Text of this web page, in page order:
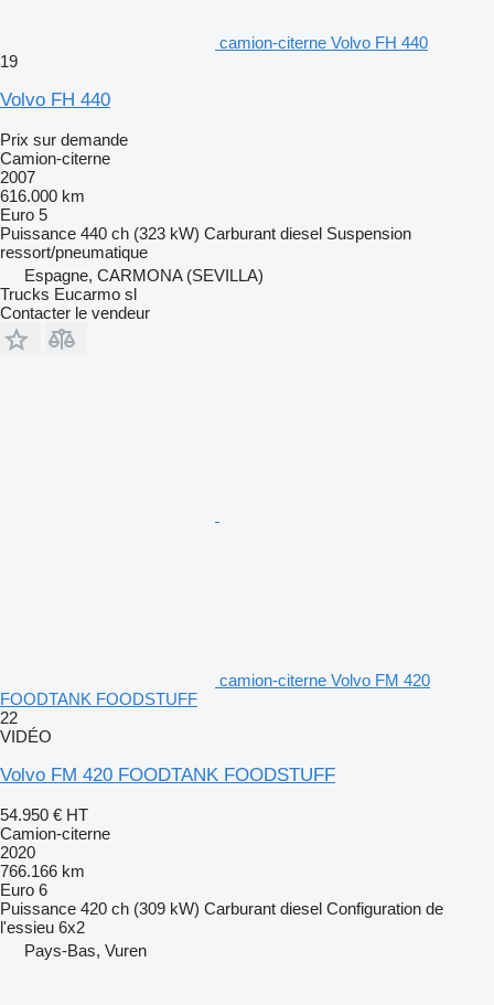
camion-citerne Volvo FH 440
19
Volvo FH 440
Prix sur demande
Camion-citerne
2007
616.000 km
Euro 5
Puissance 440 ch (323 kW) Carburant diesel Suspension
ressort/pneumatique
Espagne, CARMONA (SEVILLA)
Trucks Eucarmo sl
Contacter le vendeur
camion-citerne Volvo FM 420
FOODTANK FOODSTUFF
22
VIDÉO
Volvo FM 420 FOODTANK FOODSTUFF
54.950 € HT
Camion-citerne
2020
766.166 km
Euro 6
Puissance 420 ch (309 kW) Carburant diesel Configuration de
l'essieu 6x2
Pays-Bas, Vuren